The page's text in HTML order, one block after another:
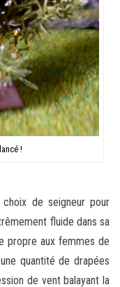
!
de seigneur pour
fluide dans sa
propre aux femmes de
quantité de drapées
de vent balayant la